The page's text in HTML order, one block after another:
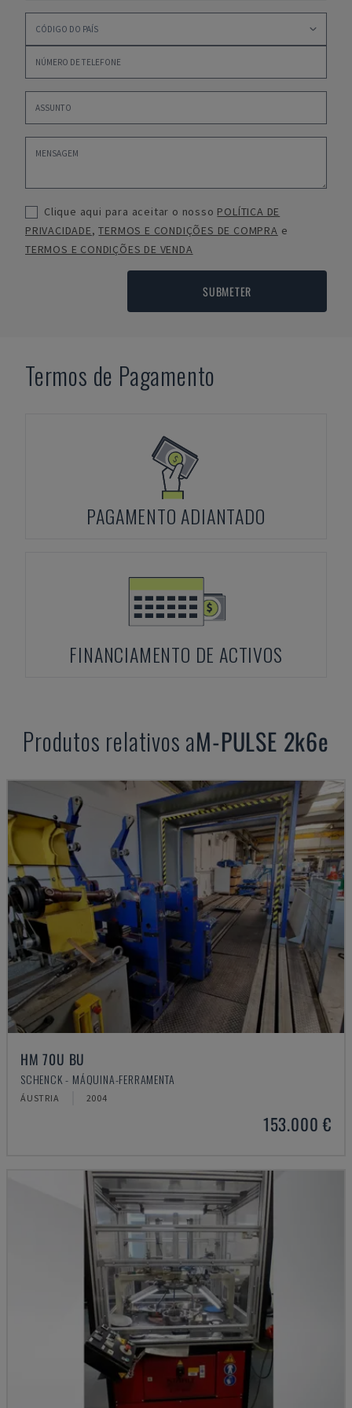
Clique aqui para aceitar o nosso POLÍTICA DE
PRIVACIDADE,TERMOS E CONDIÇÕES DE COMPRA e
TERMOS E CONDIÇÕES DE VENDA
SUBMETER
Termos de Pagamento
PAGAMENTO ADIANTADO
FINANCIAMENTO DE ACTIVOS
Produtos relativos aM-PULSE 2k6e
HM 70U BU
SCHENCK - MÁQUINA-FERRAMENTA
ÁUSTRIA 2004
153.000 €